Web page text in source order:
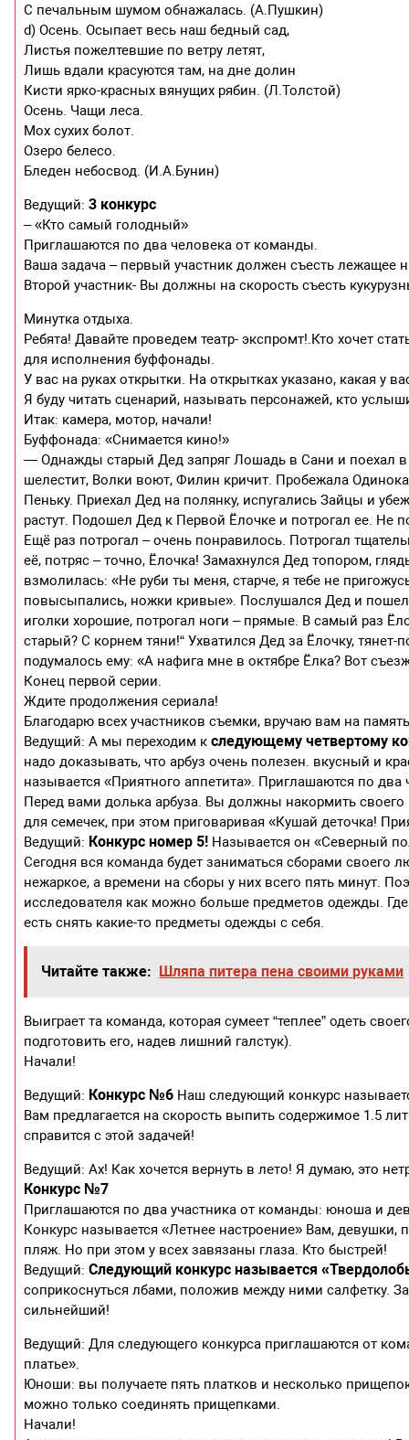
С печальным шумом обнажалась. (А.Пушкин)
d) Осень. Осыпает весь наш бедный сад,
Листья пожелтевшие по ветру летят,
Лишь вдали красуются там, на дне долин
Кисти ярко-красных вянущих рябин. (Л.Толстой)
Осень. Чащи леса.
Мох сухих болот.
Озеро белесо.
Бледен небосвод. (И.А.Бунин)
Ведущий:3 конкурс
– «Кто самый голодный»
Приглашаются по два человека от команды.
Ваша задача – первый участник должен съесть лежащее
Второй участник- Вы должны на скорость съесть
Минутка отдыха.
Ребята! Давайте проведем театр- экспромт!.Кто хочет
для исполнения буффонады.
У вас на руках открытки. На открытках указано, какая у
Я буду читать сценарий, называть персонажей, кто
Итак: камера, мотор, начали!
Буффонада: «Снимается кино!»
— Однажды старый Дед запряг Лошадь в Сани и поехал в
шелестит, Волки воют, Филин кричит. Пробежала
Пеньку. Приехал Дед на полянку, испугались Зайцы и
растут. Подошел Дед к Первой Ёлочке и потрогал ее. Не
Ещё раз потрогал – очень понравилось. Потрогал
её, потряс – точно, Ёлочка! Замахнулся Дед топором,
взмолилась: «Не руби ты меня, старче, я тебе не
повысыпались, ножки кривые». Послушался Дед и пошел
иголки хорошие, потрогал ноги – прямые. В самый раз
старый? С корнем тяни!“ Ухватился Дед за Ёлочку,
подумалось ему: «А нафига мне в октябре Ёлка? Вот
Конец первой серии.
Ждите продолжения сериала!
Благодарю всех участников съемки, вручаю вам на
Ведущий: А мы переходим кследующему четвертому
надо доказывать, что арбуз очень полезен. вкусный и
называется «Приятного аппетита». Приглашаются по
Перед вами долька арбуза. Вы должны накормить своего
для семечек, при этом приговаривая «Кушай деточка!
Ведущий: Конкурс номер 5! Называется он «Северный
Сегодня вся команда будет заниматься сборами
нежаркое, а времени на сборы у них всего пять минут.
исследователя как можно больше предметов одежды. Где
есть снять какие-то предметы одежды с себя.
Читайте также: Шляпа питера пена своими руками
Выиграет та команда, которая сумеет “теплее” одеть
подготовить его, надев лишний галстук).
Начали!
Ведущий: Конкурс №6 Наш следующий конкурс
Вам предлагается на скорость выпить содержимое 1.5
справится с этой задачей!
Ведущий: Ах! Как хочется вернуть в лето! Я думаю, это
Конкурс №7
Приглашаются по два участника от команды: юноша и
Конкурс называется «Летнее настроение» Вам,
пляж. Но при этом у всех завязаны глаза. Кто быстрей!
Ведущий:Следующий конкурс называется
соприкоснуться лбами, положив между ними салфетку.
сильнейший!
Ведущий: Для следующего конкурса приглашаются от
платье».
Юноши: вы получаете пять платков и несколько
можно только соединять прищепками.
Начали!